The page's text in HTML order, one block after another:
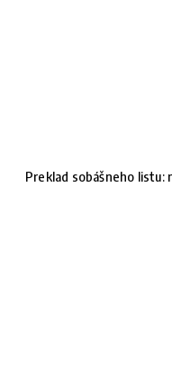
Preklad sobášneho listu: